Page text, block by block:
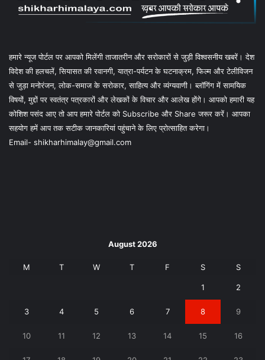
हमारे न्यूज पोर्टल पर आपको मिलेंगी ताजातरीन और सरोकारों से जुड़ी विश्वसनीय खबरें। देश
विदेश की हलचलें, सियासत की रवानगी, यात्रा-पर्यटन के घटनाक्रम, फिल्म और टेलीविजन
से जुड़ा मनोरंजन, लोक-समाज के सरोकार, साहित्य और व्यंग्यवाणी। ब्लॉगिंग में सामयिक
विषयों, मुद्दों पर स्वतंत्र पत्रकारों और लेखकों के विचार और आलेख होंगे। आपको हमारी यह
कोशिश पसंद आए तो आप हमारे पोर्टल को Subscribe और Share जरूर करें। आपका
सहयोग हमें आप तक सटीक जानकारियां पहुंचाने के लिए प्रोत्साहित करेगा।
Email- shikharhimalay@gmail.com
August 2026
M T W T F S S
1 2
3 4 5 6 7 8 9
10 11 12 13 14 15 16